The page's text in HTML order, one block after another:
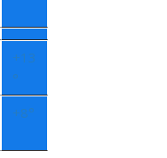
+13
°
+8°